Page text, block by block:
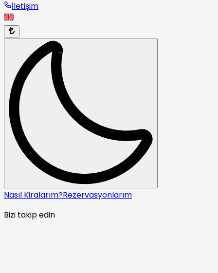
İletişim
Nasıl Kiralarım?Rezervasyonlarım
Bizi takip edin